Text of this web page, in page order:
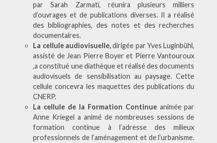
par Sarah Zarmati, réunira plusieurs milliers
d’ouvrages et de publications diverses. Il a réalisé
des bibliographies, des notes et des recherches
documentaires.
La cellule audiovisuelle,dirigée par Yves Luginbühl,
assisté de Jean Pierre Boyer et Pierre Vantouroux
,a constitué une diathèque et réalisé des documents
audiovisuels de sensibilisation au paysage. Cette
cellule concevra les maquettes des publications du
CNERP.
La cellule de la Formation Continueanimée par
Anne Kriegel a animé de nombreuses sessions de
formation continue à l’adresse des milieux
professionnels de l’aménagement et de l’urbanisme.